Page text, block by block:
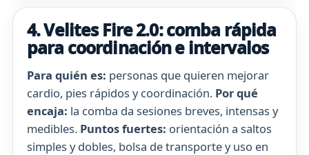
4. Velites Fire 2.0: comba rápida
para coordinación e intervalos
Para quién es: personas que quieren mejorar
cardio, pies rápidos y coordinación. Por qué
encaja: la comba da sesiones breves, intensas y
medibles. Puntos fuertes: orientación a saltos
simples y dobles, bolsa de transporte y uso en